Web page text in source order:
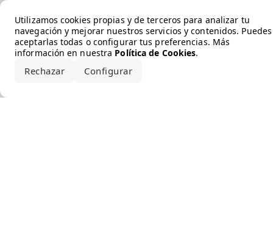
Utilizamos cookies propias y de terceros para analizar tu
navegación y mejorar nuestros servicios y contenidos. Puedes
aceptarlas todas o configurar tus preferencias. Más
información en nuestra Política de Cookies.
Rechazar Configurar
Error loading the brand